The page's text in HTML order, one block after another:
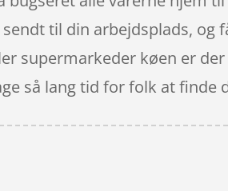
til din arbejdsplads, og
supermarkeder køen er
så lang tid for folk at finde